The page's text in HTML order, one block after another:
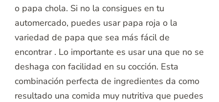
o papa chola. Si no la consigues en tu
automercado, puedes usar papa roja o la
variedad de papa que sea más fácil de
encontrar . Lo importante es usar una que no se
deshaga con facilidad en su cocción. Esta
combinación perfecta de ingredientes da como
resultado una comida muy nutritiva que puedes